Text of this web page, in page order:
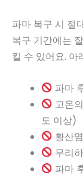
파마 복구 시 절
복구 기간에는
킬 수 있어요.
파마
고온
도 이상)
황산
무리
파마